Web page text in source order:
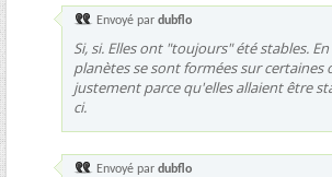
Envoyé par dubflo
Si, si. Elles ont "toujours" été stables.
planètes se sont formées sur certaines
justement parce qu'elles allaient être
ci.
Envoyé par dubflo